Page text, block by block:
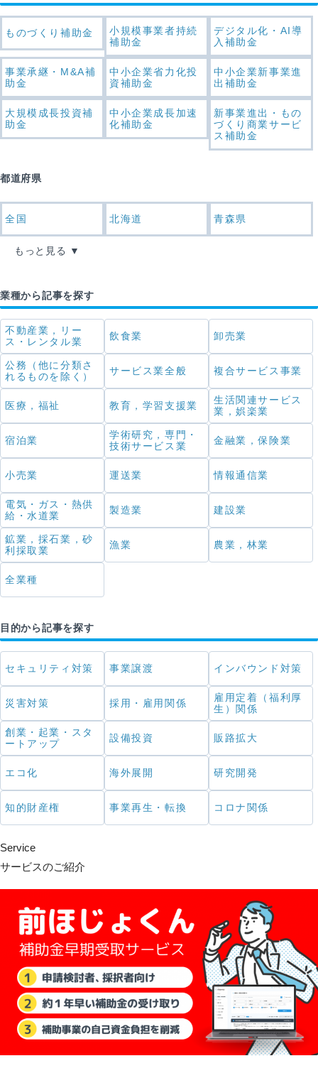
ものづくり補助金
小規模事業者持続
補助金
デジタル化・AI導
入補助金
事業承継・M&A補
助金
中小企業省力化投
資補助金
中小企業新事業進
出補助金
大規模成長投資補
助金
中小企業成長加速
化補助金
新事業進出・もの
づくり商業サービ
ス補助金
都道府県
全国 北海道 青森県
もっと見る
業種から記事を探す
不動産業，リー
ス・レンタル業
飲食業 卸売業
公務（他に分類さ
れるものを除く）
サービス業全般 複合サービス事業
医療，福祉 教育，学習支援業
生活関連サービス
業，娯楽業
宿泊業
学術研究，専門・
技術サービス業
金融業，保険業
小売業 運送業 情報通信業
電気・ガス・熱供
給・水道業
製造業 建設業
鉱業，採石業，砂
利採取業
漁業 農業，林業
全業種
目的から記事を探す
セキュリティ対策 事業譲渡 インバウンド対策
災害対策 採用・雇用関係
雇用定着（福利厚
生）関係
創業・起業・スタ
ートアップ
設備投資 販路拡大
エコ化 海外展開 研究開発
知的財産権 事業再生・転換 コロナ関係
Service
サービスのご紹介